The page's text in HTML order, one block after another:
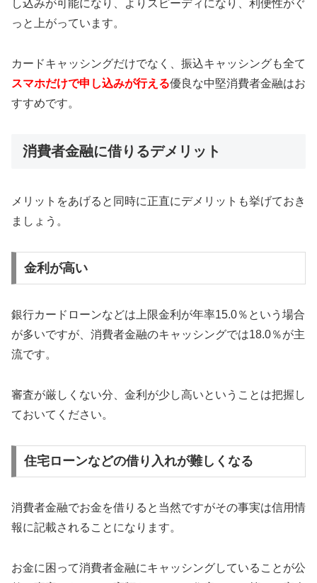
し込みが可能になり、よりスピーディになり、利便性がぐ
っと上がっています。
カードキャッシングだけでなく、振込キャッシングも全て
スマホだけで申し込みが行える優良な中堅消費者金融はお
すすめです。
消費者金融に借りるデメリット
メリットをあげると同時に正直にデメリットも挙げておき
ましょう。
金利が高い
銀行カードローンなどは上限金利が年率15.0％という場合
が多いですが、消費者金融のキャッシングでは18.0％が主
流です。
審査が厳しくない分、金利が少し高いということは把握し
ておいてください。
住宅ローンなどの借り入れが難しくなる
消費者金融でお金を借りると当然ですがその事実は信用情
報に記載されることになります。
お金に困って消費者金融にキャッシングしていることが公